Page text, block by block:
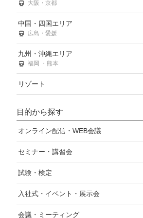
大阪・京都
中国・四国エリア
広島・愛媛
九州・沖縄エリア
福岡 ・熊本
リゾート
目的から探す
オンライン配信・WEB会議
セミナー・講習会
試験・検定
入社式・イベント・展示会
会議・ミーティング